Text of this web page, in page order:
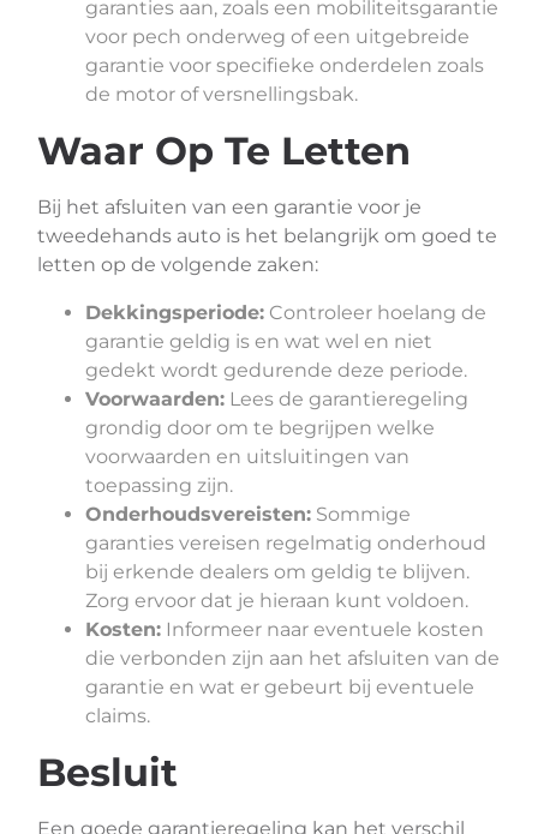
garanties aan, zoals een mobiliteitsgarantie
voor pech onderweg of een uitgebreide
garantie voor specifieke onderdelen zoals
de motor of versnellingsbak.
Waar Op Te Letten
Bij het afsluiten van een garantie voor je
tweedehands auto is het belangrijk om goed te
letten op de volgende zaken:
Dekkingsperiode: Controleer hoelang de
garantie geldig is en wat wel en niet
gedekt wordt gedurende deze periode.
Voorwaarden: Lees de garantieregeling
grondig door om te begrijpen welke
voorwaarden en uitsluitingen van
toepassing zijn.
Onderhoudsvereisten: Sommige
garanties vereisen regelmatig onderhoud
bij erkende dealers om geldig te blijven.
Zorg ervoor dat je hieraan kunt voldoen.
Kosten: Informeer naar eventuele kosten
die verbonden zijn aan het afsluiten van de
garantie en wat er gebeurt bij eventuele
claims.
Besluit
Een goede garantieregeling kan het verschil